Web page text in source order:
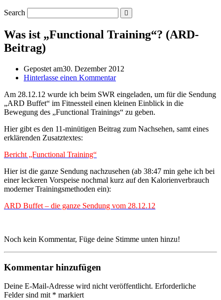
Search
Was ist „Functional Training“? (ARD-
Beitrag)
Gepostet am30. Dezember 2012
Hinterlasse einen Kommentar
Am 28.12.12 wurde ich beim SWR eingeladen, um für die Sendung
„ARD Buffet“ im Fitnessteil einen kleinen Einblick in die
Bewegung des „Functional Trainings“ zu geben.
Hier gibt es den 11-minütigen Beitrag zum Nachsehen, samt eines
erklärenden Zusatztextes:
Bericht „Functional Training“
Hier ist die ganze Sendung nachzusehen (ab 38:47 min gehe ich bei
einer leckeren Vorspeise nochmal kurz auf den Kalorienverbrauch
moderner Trainingsmethoden ein):
ARD Buffet – die ganze Sendung vom 28.12.12
Noch kein Kommentar, Füge deine Stimme unten hinzu!
Kommentar hinzufügen
Deine E-Mail-Adresse wird nicht veröffentlicht. Erforderliche
Felder sind mit * markiert